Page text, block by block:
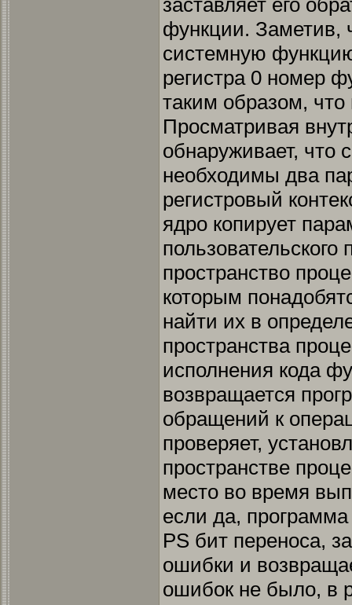
заставляет его
функции. Заметив,
системную
регистра 0 номер
таким образом,
Просматривая
обнаруживает, что
необходимы два
регистровый
ядро копирует
пользовательского
пространство
которым
найти их в
пространства
исполнения кода
возвращается
обращений к
проверяет,
пространстве
место во время
если да, программа
PS бит переноса,
ошибки и
ошибок не было, в